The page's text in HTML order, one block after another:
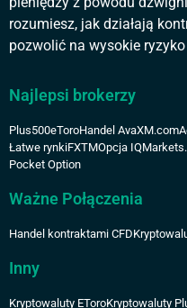
rozumiesz, jak działają
pozwolić na wysokie
Najlepsi brokerzy
Plus500eToroHandel AvaXM.com
Łatwe rynkiFXTMOpcja IQ
Pocket Option
Ważne Połączenia
Handel kontraktami CFD
Inny
Kryptowaluty EToroKryptowaluty